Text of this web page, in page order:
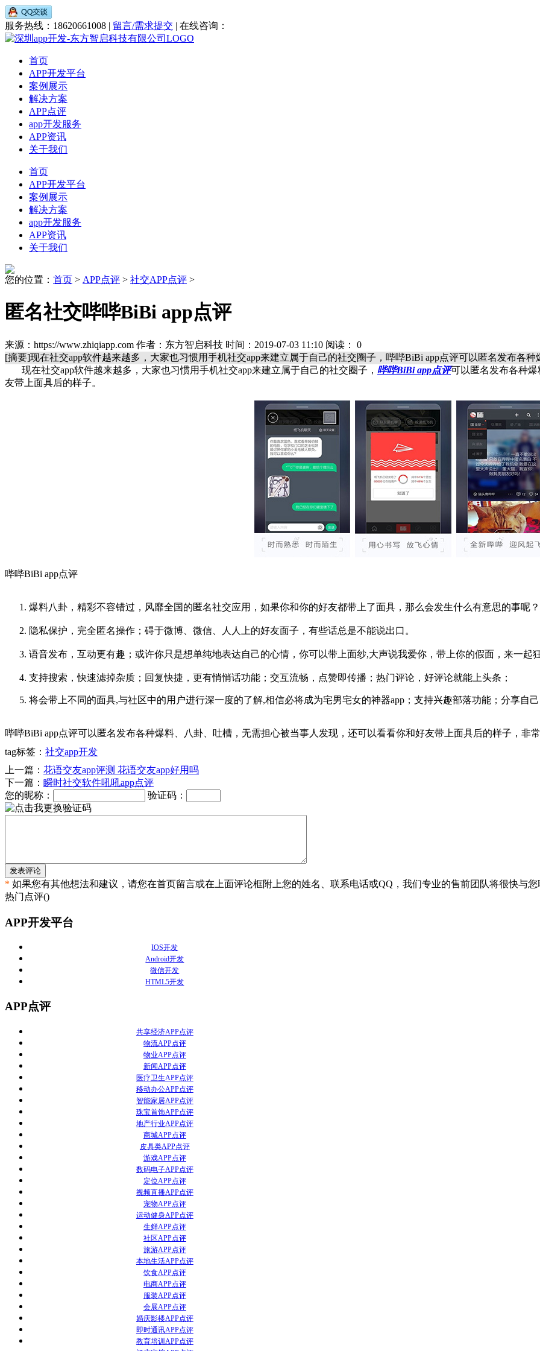
服务热线：18620661008 | 留言/需求提交 | 在线咨询：
首页
APP开发平台
案例展示
解决方案
APP点评
app开发服务
APP资讯
关于我们
首页
APP开发平台
案例展示
解决方案
app开发服务
APP资讯
关于我们
您的位置： 首页 > APP点评 > 社交APP点评 >
匿名社交哔哔BiBi app点评
来源：https://www.zhiqiapp.com 作者：东方智启科技 时间：2019-07-03 11:10 阅读：
0
[摘要]现在社交app软件越来越多，大家也习惯用手机社交app来建立属于自己的社交圈子，哔哔BiBi app点评可以匿名发布各
现在社交app软件越来越多，大家也习惯用手机社交app来建立属于自己的社交圈子， 哔哔BiBi app点评可以匿名发布各种
友带上面具后的样子。
哔哔BiBi app点评
爆料八卦，精彩不容错过，风靡全国的匿名社交应用，如果你和你的好友都带上了面具，那么会发生什么有意思的事呢？
隐私保护，完全匿名操作；碍于微博、微信、人人上的好友面子，有些话总是不能说出口。
语音发布，互动更有趣；或许你只是想单纯地表达自己的心情，你可以带上面纱,大声说我爱你，带上你的假面，来一起
支持搜索，快速滤掉杂质；回复快捷，更有悄悄话功能；交互流畅，点赞即传播；热门评论，好评论就能上头条；
将会带上不同的面具,与社区中的用户进行深一度的了解,相信必将成为宅男宅女的神器app；支持兴趣部落功能；分享自
哔哔BiBi app点评可以匿名发布各种爆料、八卦、吐槽，无需担心被当事人发现，还可以看看你和好友带上面具后的样子，非
tag标签： 社交app开发
上一篇： 花语交友app评测 花语交友app好用吗
下一篇： 瞬时社交软件吼吼app点评
您的昵称：
验证码：
发表评论
* 如果您有其他想法和建议，请您在首页留言或在上面评论框附上您的姓名、联系电话或QQ，我们专业的售前团队将很快与您
热门点评()
APP开发平台
IOS开发
Android开发
微信开发
HTML5开发
APP点评
共享经济APP点评
物流APP点评
物业APP点评
新闻APP点评
医疗卫生APP点评
移动办公APP点评
智能家居APP点评
珠宝首饰APP点评
地产行业APP点评
商城APP点评
皮具类APP点评
游戏APP点评
数码电子APP点评
定位APP点评
视频直播APP点评
宠物APP点评
运动健身APP点评
生鲜APP点评
社区APP点评
旅游APP点评
本地生活APP点评
饮食APP点评
电商APP点评
服装APP点评
会展APP点评
婚庆影楼APP点评
即时通讯APP点评
教育培训APP点评